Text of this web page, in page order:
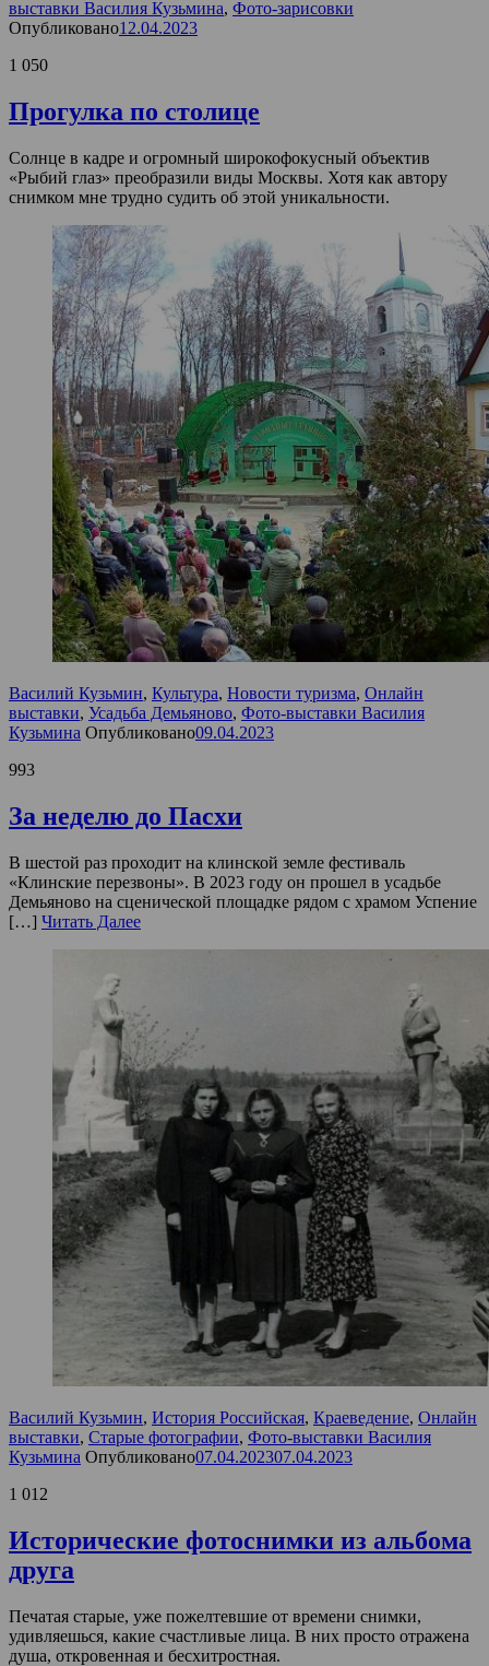
выставки Василия Кузьмина, Фото-зарисовки
Опубликовано12.04.2023
1 050
Прогулка по столице
Солнце в кадре и огромный широкофокусный объектив
«Рыбий глаз» преобразили виды Москвы. Хотя как автору
снимком мне трудно судить об этой уникальности.
Василий Кузьмин, Культура, Новости туризма, Онлайн
выставки, Усадьба Демьяново, Фото-выставки Василия
Кузьмина Опубликовано09.04.2023
993
За неделю до Пасхи
В шестой раз проходит на клинской земле фестиваль
«Клинские перезвоны». В 2023 году он прошел в усадьбе
Демьяново на сценической площадке рядом с храмом Успение
[…] Читать Далее
Василий Кузьмин, История Российская, Краеведение, Онлайн
выставки, Старые фотографии, Фото-выставки Василия
Кузьмина Опубликовано07.04.202307.04.2023
1 012
Исторические фотоснимки из альбома
друга
Печатая старые, уже пожелтевшие от времени снимки,
удивляешься, какие счастливые лица. В них просто отражена
душа, откровенная и бесхитростная.